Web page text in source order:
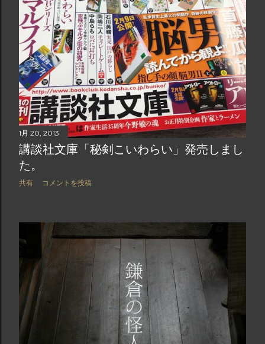
1月 20, 2013
講談社文庫「秘剣こいわらい」発売しまし
た。
共有 コメントを投稿